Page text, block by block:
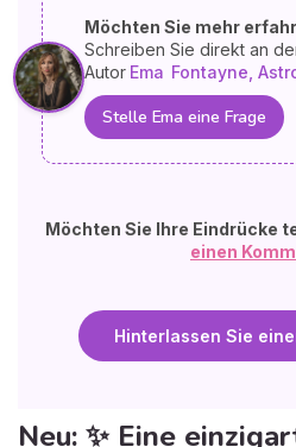
Möchten Sie mehr
Schreiben Sie direkt an
Autor Ema Fontayne,
Stelle Ema eine Frage
Möchten Sie Ihre Eindrücke
einen
Hinterlassen Sie
Neu: ✨ Eine